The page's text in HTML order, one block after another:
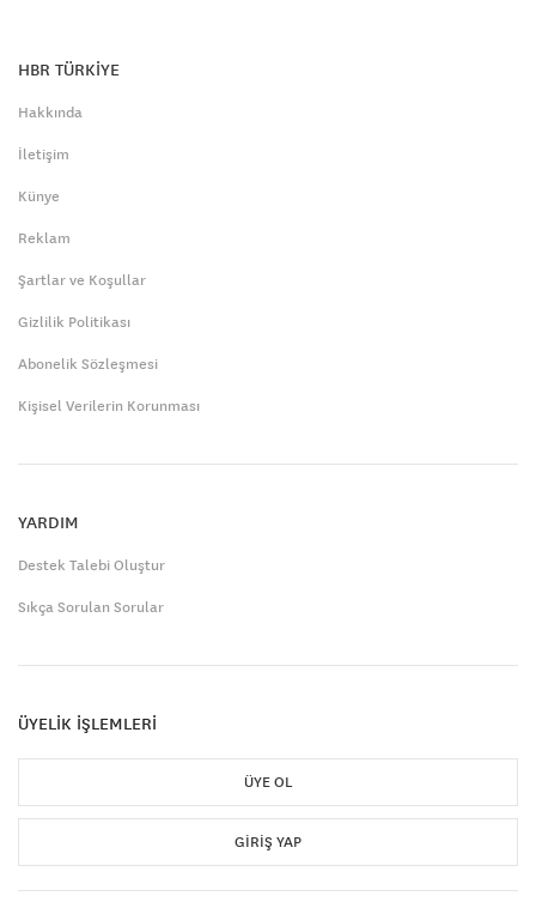
HBR TÜRKİYE
Hakkında
İletişim
Künye
Reklam
Şartlar ve Koşullar
Gizlilik Politikası
Abonelik Sözleşmesi
Kişisel Verilerin Korunması
YARDIM
Destek Talebi Oluştur
Sıkça Sorulan Sorular
ÜYELİK İŞLEMLERİ
ÜYE OL
GIRIŞ YAP